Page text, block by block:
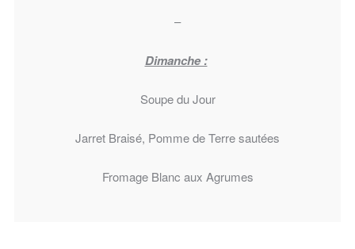
–
Dimanche :
Soupe du Jour
Jarret Braisé, Pomme de Terre sautées
Fromage Blanc aux Agrumes